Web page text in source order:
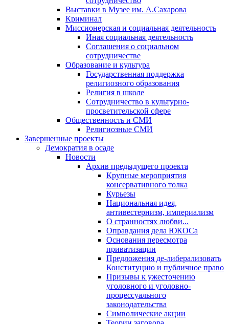
Выставки в Музее им. А.Сахарова
Криминал
Миссионерская и социальная деятельность
Иная социальная деятельность
Соглашения о социальном
сотрудничестве
Образование и культура
Государственная поддержка
религиозного образования
Религия в школе
Сотрудничество в культурно-
просветительской сфере
Общественность и СМИ
Религиозные СМИ
Завершенные проекты
Демократия в осаде
Новости
Архив предыдущего проекта
Крупные мероприятия
консервативного толка
Курьезы
Национальная идея,
антивестернизм, империализм
О странностях любви...
Оправдания дела ЮКОСа
Основания пересмотра
приватизации
Предложения де-либерализовать
Конституцию и публичное право
Призывы к ужесточению
уголовного и уголовно-
процессуального
законодательства
Символические акции